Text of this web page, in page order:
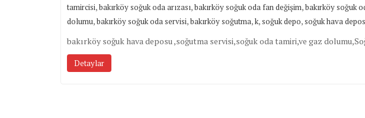
tamircisi,bakırköy soğuk oda arızası,bakırköy soğuk oda fan değişim,bakırköy soğuk
dolumu,bakırköy soğuk oda servisi,bakırköy soğutma,k,soğuk depo,soğuk hava
bakırköy soğuk hava deposu ,soğutma servisi,soğuk oda tamiri,ve gaz
Detaylar